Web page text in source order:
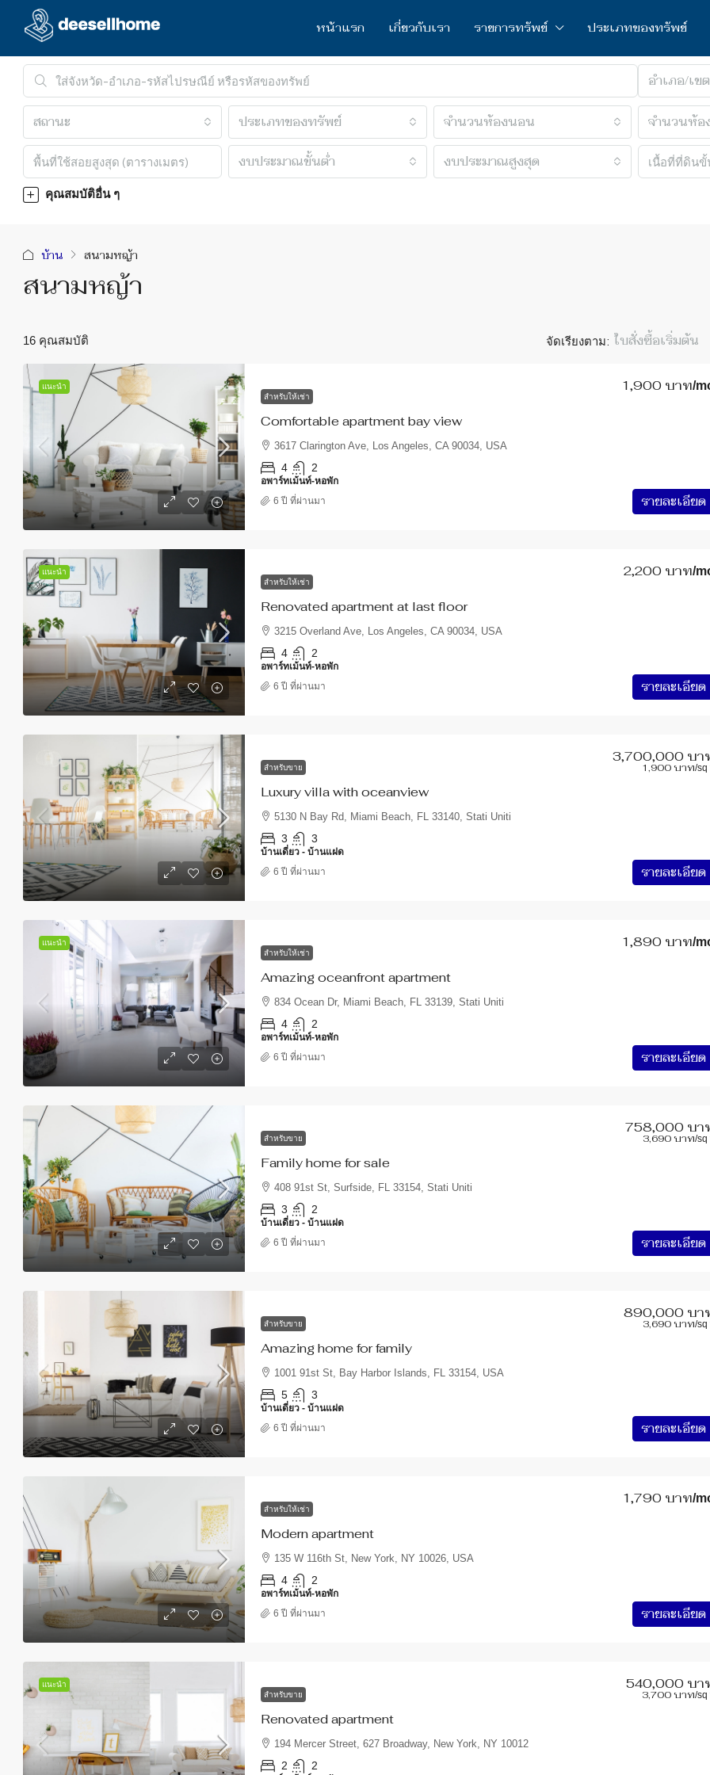
หน้าแรก เกี่ยวกับเรา รายการทรัพย์ ประเภทของทรัพย์
อำเภอ/เข
สถานะ ประเภทของทรัพย์ จำนวนห้องนอน จำนวนห้อ
งบประมาณขั้นต่ำ งบประมาณสูงสุด
คุณสมบัติอื่น ๆ
บ้าน สนามหญ้า
สนามหญ้า
16 คุณสมบัติ จัดเรียงตาม: ใบสั่งซื้อเริ่มต้น
แนะนำ
สำหรับให้เช่า
Comfortable apartment bay view
1,900 บาท/
3617 Clarington Ave, Los Angeles, CA 90034, USA
4 2
อพาร์ทเม้นท์-หอพัก
รายละเอียด
6 ปี ที่ผ่านมา
แนะนำ
สำหรับให้เช่า
Renovated apartment at last floor
2,200 บาท/
3215 Overland Ave, Los Angeles, CA 90034, USA
4 2
อพาร์ทเม้นท์-หอพัก
รายละเอียด
6 ปี ที่ผ่านมา
สำหรับขาย
Luxury villa with oceanview
3,700,000 บา
1,900 บาท/sq
5130 N Bay Rd, Miami Beach, FL 33140, Stati Uniti
3 3
บ้านเดี่ยว - บ้านแฝด
รายละเอียด
6 ปี ที่ผ่านมา
แนะนำ
สำหรับให้เช่า
Amazing oceanfront apartment
1,890 บาท/
834 Ocean Dr, Miami Beach, FL 33139, Stati Uniti
4 2
อพาร์ทเม้นท์-หอพัก
รายละเอียด
6 ปี ที่ผ่านมา
สำหรับขาย
Family home for sale
758,000 บา
3,690 บาท/sq
408 91st St, Surfside, FL 33154, Stati Uniti
3 2
บ้านเดี่ยว - บ้านแฝด
รายละเอียด
6 ปี ที่ผ่านมา
สำหรับขาย
Amazing home for family
890,000 บา
3,690 บาท/sq
1001 91st St, Bay Harbor Islands, FL 33154, USA
5 3
บ้านเดี่ยว - บ้านแฝด
รายละเอียด
6 ปี ที่ผ่านมา
สำหรับให้เช่า
Modern apartment
1,790 บาท/
135 W 116th St, New York, NY 10026, USA
4 2
อพาร์ทเม้นท์-หอพัก
รายละเอียด
6 ปี ที่ผ่านมา
แนะนำ
สำหรับขาย
Renovated apartment
540,000 บา
3,700 บาท/sq
194 Mercer Street, 627 Broadway, New York, NY 10012
2 2
870,000 บาท
1,500 บาท/sq ft
Luxury family home
1817 W 80th St, Chicago, IL 60620, USA
4 3
บ้านเดี่ยว - บ้านแฝด